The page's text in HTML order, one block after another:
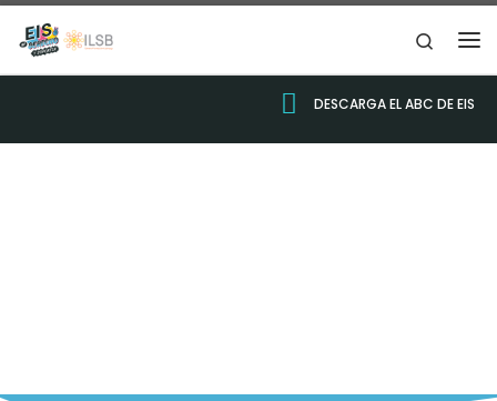
Skip to content Search
DESCARGA EL ABC DE EIS